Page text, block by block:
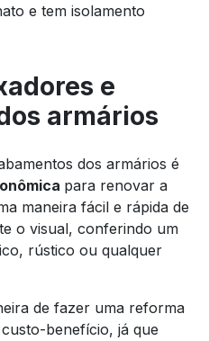
e tem isolamento
e
armários
dos armários é
para renovar a
maneira fácil e rápida de
o visual, conferindo um
rústico ou qualquer
de fazer uma reforma
benefício, já que